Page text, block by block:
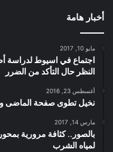
أخبار هامة
مايو 10, 2017
اجتماع في اسيوط لدراسة
النظر حال التأكد من الضرر
أغسطس 23, 2016
نخيل تطوى صفحة الماضى
مارس 14, 2017
بالصور.. كثافة مرورية
لمياه الشرب